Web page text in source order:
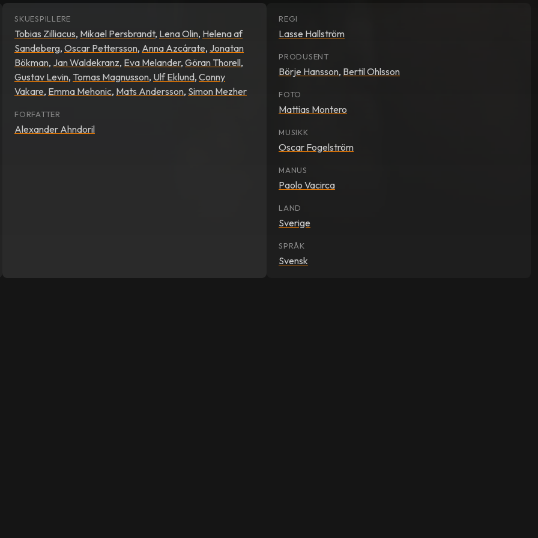
er basert på Lars Keplers bestselgende debutroman fra 2009. Senere ble det
var et psevdonym for forfatterparet Alexander og Alexandra Coelho Ahndoril.
Lasse Hallström, en av få svenske regissører som har oppnådd internasjonal
Gjennombruddet kom med magiske og Oscar-nominerte "Mitt liv som hund" før
seg i USA med filmer som "Hva er det med Gilbert Grape", Siderhusreglene"og
SKUESPILLERE
Tobias Zilliacus, Mikael Persbrandt, Lena Olin, Helena af
Sandeberg, Oscar Pettersson, Anna Azcárate, Jonatan
Bökman, Jan Waldekranz, Eva Melander, Göran Thorell,
Gustav Levin, Tomas Magnusson, Ulf Eklund, Conny
Vakare, Emma Mehonic, Mats Andersson, Simon Mezher
FORFATTER
Alexander Ahndoril
REGI
Lasse Hallström
PRODUSENT
Börje Hansson, Bertil Ohlsson
FOTO
Mattias Montero
MUSIKK
Oscar Fogelström
MANUS
Paolo Vacirca
LAND
Sverige
SPRÅK
Svensk